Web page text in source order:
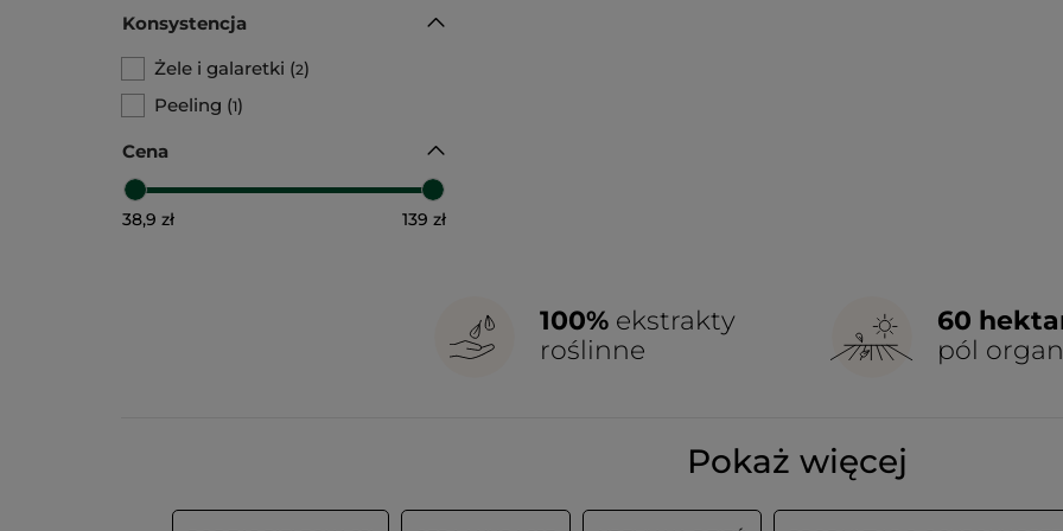
Konsystencja
Żele i galaretki (2)
Peeling (1)
Cena
38,9 zł 139 zł
100% ekstrakty
roślinne
60
pól
Pokaż więcej